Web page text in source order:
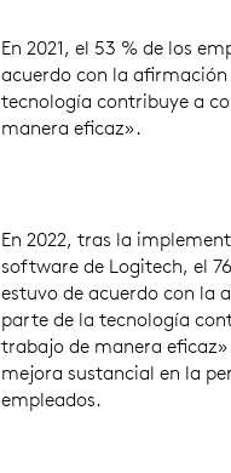
En 2021, el 53 % de los
acuerdo con la
tecnología contribuye a
manera eficaz».
En 2022, tras la
software de Logitech, el
estuvo de acuerdo con la
parte de la tecnología
trabajo de manera
mejora sustancial en la
empleados.